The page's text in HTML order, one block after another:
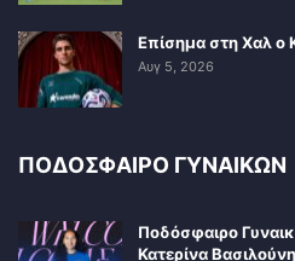
Επίσημα στη Χαλ ο
Αυγ 5, 2026
ΠΟΔΟΣΦΑΙΡΟ ΓΥΝΑΙΚΩΝ
Ποδόσφαιρο
Κατερίνα Βασιλούνη